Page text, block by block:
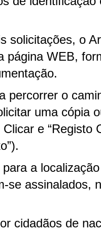
solicitações, o
página WEB,
percorrer o
uma cópia
e “Registo
a
se assinalados,
cidadãos de